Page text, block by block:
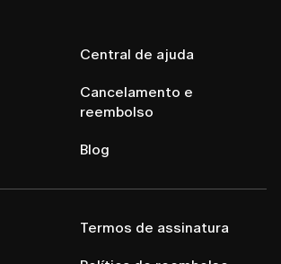
Central de ajuda
Cancelamento e
reembolso
Blog
Termos de assinatura